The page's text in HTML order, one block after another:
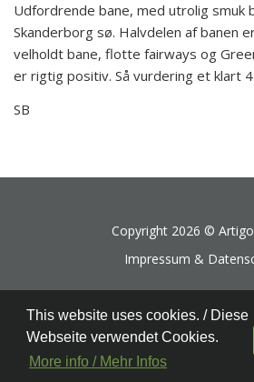
Udfordrende bane, med utrolig smuk
Skanderborg sø. Halvdelen af banen
velholdt bane, flotte fairways og
er rigtig positiv. Så vurdering et klart
SB
Copyright 2026 ©
Impressum &
This website uses cookies. / Diese
Webseite verwendet Cookies.
More info / Mehr Infos